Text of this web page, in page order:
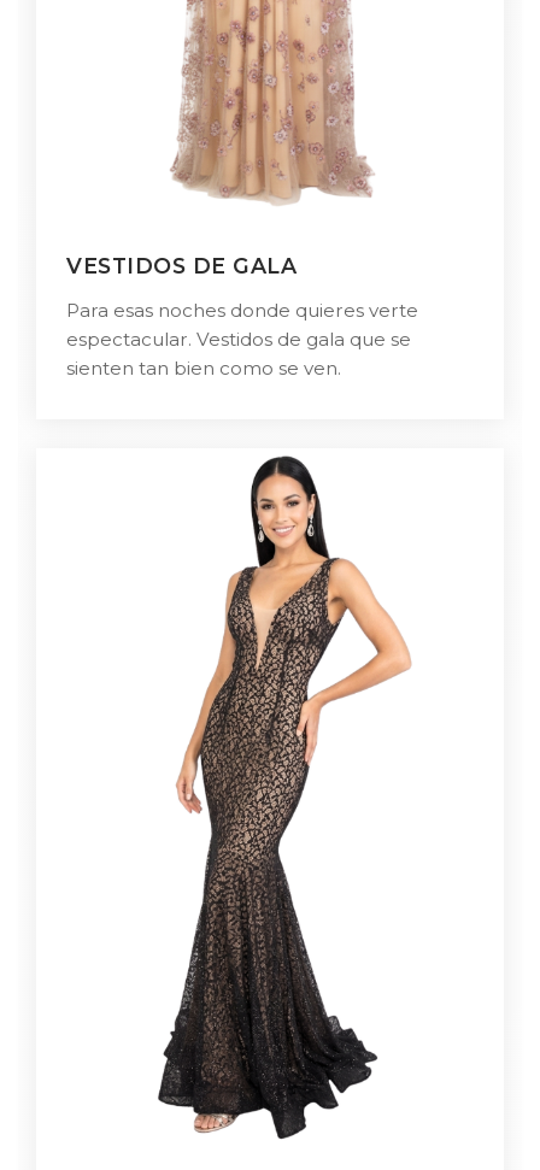
VESTIDOS DE GALA
Para esas noches donde quieres verte
espectacular. Vestidos de gala que se
sienten tan bien como se ven.